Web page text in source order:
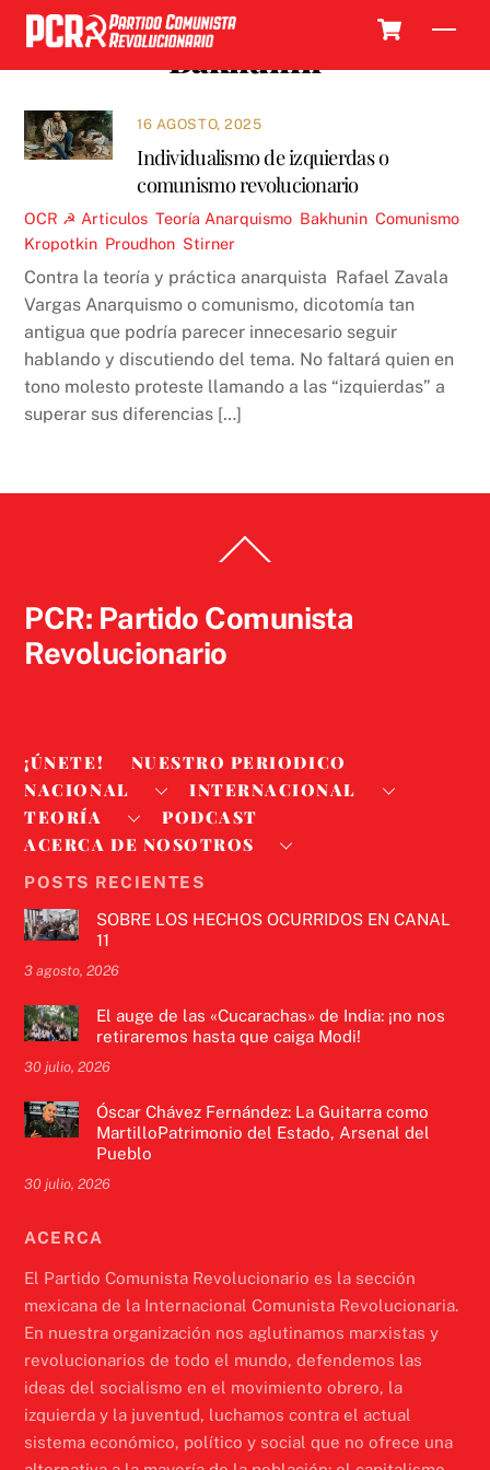
Skip
content
Bakhunin
16 AGOSTO, 2025
Individualismo de izquierdas o
comunismo revolucionario
OCR ☭ Articulos ,Teoría Anarquismo Bakhunin ,Comunismo
Kropotkin Proudhon Stirner
Contra la teoría y práctica anarquista Rafael Zavala
Vargas Anarquismo o comunismo, dicotomía tan
antigua que podría parecer innecesario seguir
hablando y discutiendo del tema. No faltará quien en
tono molesto proteste llamando a las “izquierdas” a
superar sus diferencias […]
To
PCR: Partido Comunista
Revolucionario
¡ÚNETE!
NUESTRO PERIODICO
NACIONAL
INTERNACIONAL
TEORÍA
PODCAST
ACERCA DE NOSOTROS
POSTS RECIENTES
SOBRE LOS HECHOS OCURRIDOS EN CANAL
11
3 agosto, 2026
El auge de las «Cucarachas» de India: ¡no nos
retiraremos hasta que caiga Modi!
30 julio, 2026
Óscar Chávez Fernández: La Guitarra como
MartilloPatrimonio del Estado, Arsenal del
Pueblo
30 julio, 2026
ACERCA
El Partido Comunista Revolucionario es la sección
mexicana de la Internacional Comunista Revolucionaria.
En nuestra organización nos aglutinamos marxistas y
revolucionarios de todo el mundo, defendemos las
ideas del socialismo en el movimiento obrero, la
izquierda y la juventud, luchamos contra el actual
sistema económico, político y social que no ofrece una